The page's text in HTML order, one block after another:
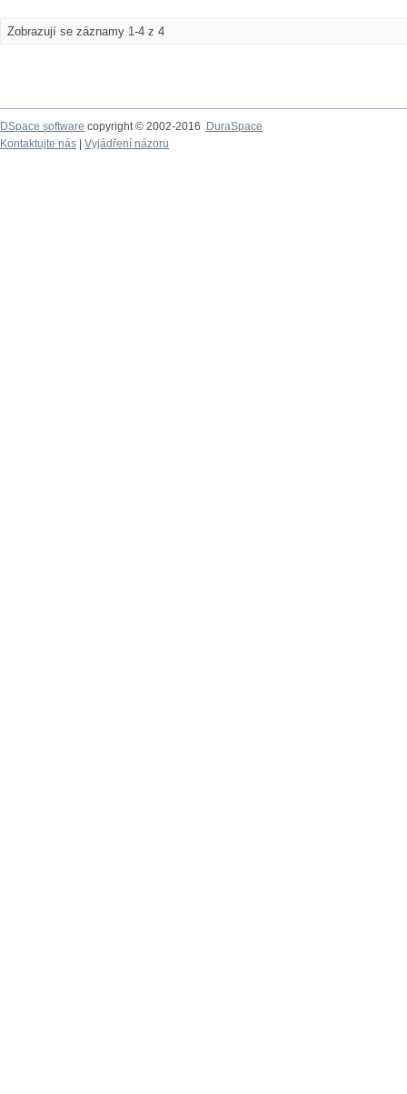
Zobrazují se záznamy 1-4 z 4
DSpace software copyright © 2002-2016
DuraSpace
Kontaktujte nás
Vyjádření názoru